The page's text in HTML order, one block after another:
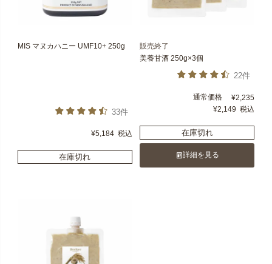
MIS マヌカハニー UMF10+ 250g
33件
¥5,184 税込
在庫切れ
販売終了
美養甘酒 250g×3個
22件
通常価格 ¥2,235
¥2,149 税込
在庫切れ
詳細を見る